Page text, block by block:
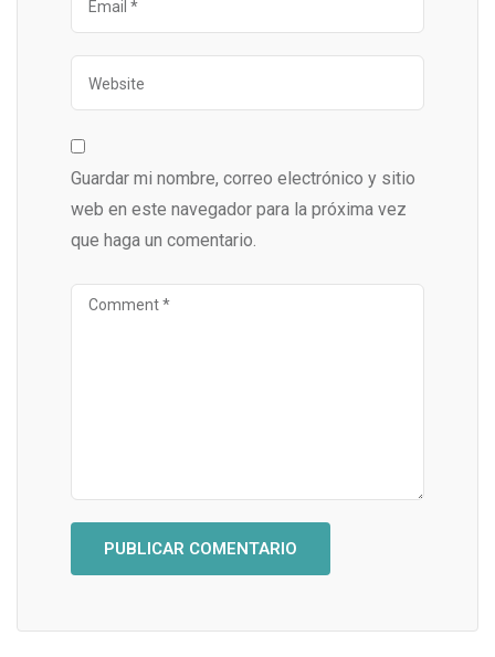
Guardar mi nombre, correo electrónico y sitio
web en este navegador para la próxima vez
que haga un comentario.